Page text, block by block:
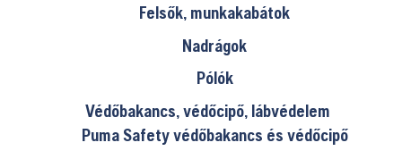
Felsők, munkakabátok
Nadrágok
Pólók
Védőbakancs, védőcipő, lábvédelem
Puma Safety védőbakancs és védőcipő